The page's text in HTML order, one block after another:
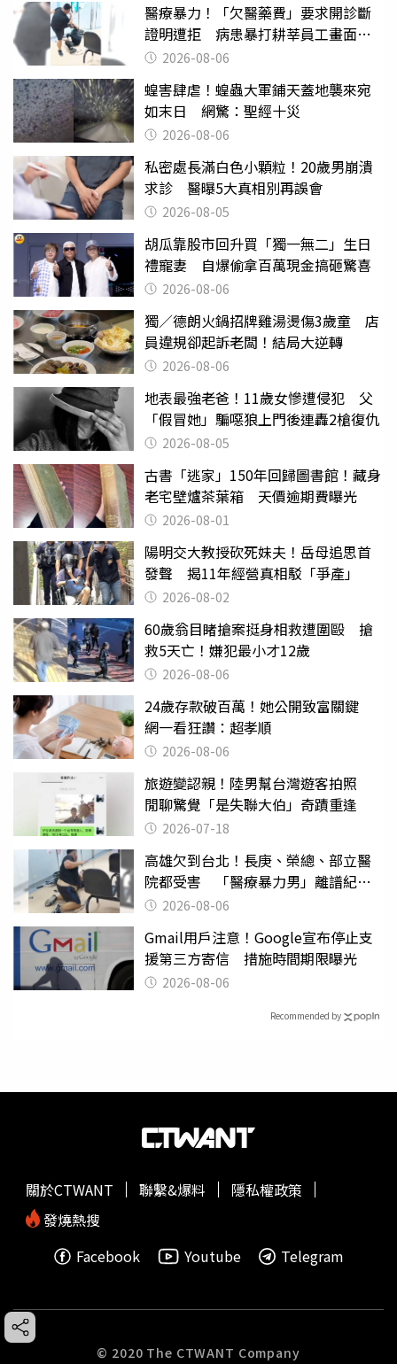
醫療暴力！「欠醫藥費」要求開診斷
證明遭拒 病患暴打耕莘員工畫面曝
光 2026-08-06
蝗害肆虐！蝗蟲大軍鋪天蓋地襲來宛
如末日 網驚：聖經十災
2026-08-06
私密處長滿白色小顆粒！20歲男崩潰
求診 醫曝5大真相別再誤會
2026-08-05
胡瓜靠股市回升買「獨一無二」生日
禮寵妻 自爆偷拿百萬現金搞砸驚喜
2026-08-06
獨／德朗火鍋招牌雞湯燙傷3歲童 店
員違規卻起訴老闆！結局大逆轉
2026-08-06
地表最強老爸！11歲女慘遭侵犯 父
「假冒她」騙噁狼上門後連轟2槍復仇
2026-08-05
古書「逃家」150年回歸圖書館！藏身
老宅壁爐茶葉箱 天價逾期費曝光
2026-08-01
陽明交大教授砍死妹夫！岳母追思首
發聲 揭11年經營真相駁「爭產」
2026-08-02
60歲翁目睹搶案挺身相救遭圍毆 搶
救5天亡！嫌犯最小才12歲
2026-08-06
24歲存款破百萬！她公開致富關鍵
網一看狂讚：超孝順
2026-08-06
旅遊變認親！陸男幫台灣遊客拍照
閒聊驚覺「是失聯大伯」奇蹟重逢
2026-07-18
高雄欠到台北！長庚、榮總、部立醫
院都受害 「醫療暴力男」離譜紀錄
曝光2026-08-06
Gmail用戶注意！Google宣布停止支
援第三方寄信 措施時間期限曝光
2026-08-06
Recommended by
關於CTWANT 聯繫&爆料
隱私權政策
發燒熱搜
Facebook
Youtube Telegram
© 2020 The CTWANT Company